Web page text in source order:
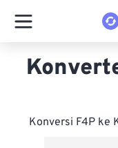
Konversi F4P ke